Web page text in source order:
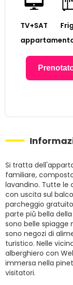
TV+SAT
Si tratta
familiare,
lavandino. Tutte le
con uscita sul
parcheggio
parte piů bella
sono belle spiagge
sono negozi di
turistico. Nelle
alberghiero con
immersa nella
visitatori.